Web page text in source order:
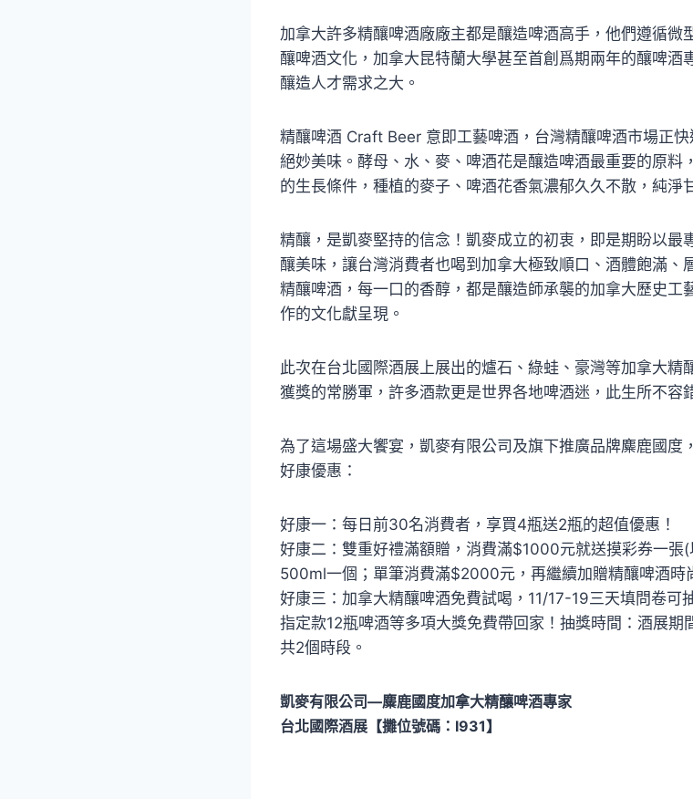
加拿大許多精釀啤酒廠廠主都是釀造啤酒高手，他們遵循微
釀啤酒文化，加拿大昆特蘭大學甚至首創爲期兩年的釀啤酒
釀造人才需求之大。
精釀啤酒 Craft Beer 意即工藝啤酒，台灣精釀啤酒市場正
絕妙美味。酵母、水、麥、啤酒花是釀造啤酒最重要的原料
的生長條件，種植的麥子、啤酒花香氣濃郁久久不散，純淨
精釀，是凱麥堅持的信念！凱麥成立的初衷，即是期盼以最
釀美味，讓台灣消費者也喝到加拿大極致順口、酒體飽滿、
精釀啤酒，每一口的香醇，都是釀造師承襲的加拿大歷史工
作的文化獻呈現。
此次在台北國際酒展上展出的爐石、綠蛙、豪灣等加拿大精
獲獎的常勝軍，許多酒款更是世界各地啤酒迷，此生所不容
為了這場盛大饗宴，凱麥有限公司及旗下推廣品牌麋鹿國度
好康優惠：
好康一：每日前30名消費者，享買4瓶送2瓶的超值優惠！
好康二：雙重好禮滿額贈，消費滿$1000元就送摸彩券一張
500ml一個；單筆消費滿$2000元，再繼續加贈精釀啤酒時
好康三：加拿大精釀啤酒免費試喝，11/17-19三天填問卷可
指定款12瓶啤酒等多項大獎免費帶回家！抽獎時間：酒展
共2個時段。
凱麥有限公司—麋鹿國度加拿大精釀啤酒專家
台北國際酒展【攤位號碼：I931】